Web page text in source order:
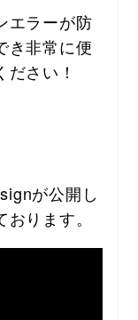
エラーが防
き非常に便
さい！
が公開し
ります。